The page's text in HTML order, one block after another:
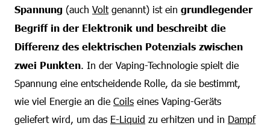
Spannung (auch Voltgenannt) ist ein grundlegender
Begriff in der Elektronik und beschreibt die
Differenz des elektrischen Potenzials zwischen
zwei Punkten. In der Vaping-Technologie spielt die
Spannung eine entscheidende Rolle, da sie bestimmt,
wie viel Energie an die Coils eines Vaping-Geräts
geliefert wird, um das E-Liquid zu erhitzen und in Dampf